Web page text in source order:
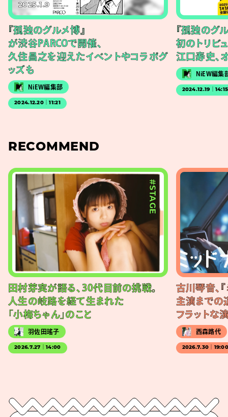
2025.1.9
『孤独のグルメ博』
が渋谷PARCOで開催、
久住昌之を迎えたイベントやコラボグ
ッズも
NiEW編集部
2024.12.20｜11:21
『孤独のグ
初のトリビ
江口寿史、
NiEW編集
2024.12.19｜14:15
RECOMMEND
#STAGE
田村芽実が語る、30代目前の挑戦。
人生の岐路を経て生まれた
「小梅ちゃん」のこと
羽佐田瑤子
2026.7.27｜14:00
古川琴音、
主演までの
フラットな
西森路代
2026.7.30｜